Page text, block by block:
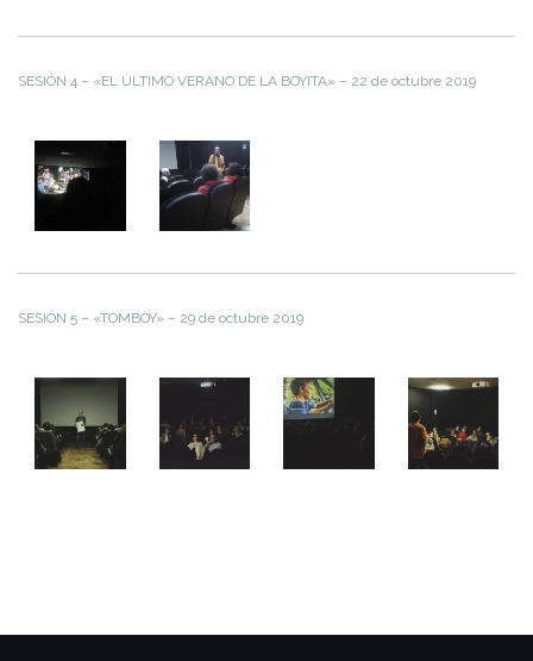
SESIÓN 4 – «EL ÚLTIMO VERANO DE LA BOYITA» – 22 de octubre 2019
SESIÓN 5 – «TOMBOY» – 29 de octubre 2019